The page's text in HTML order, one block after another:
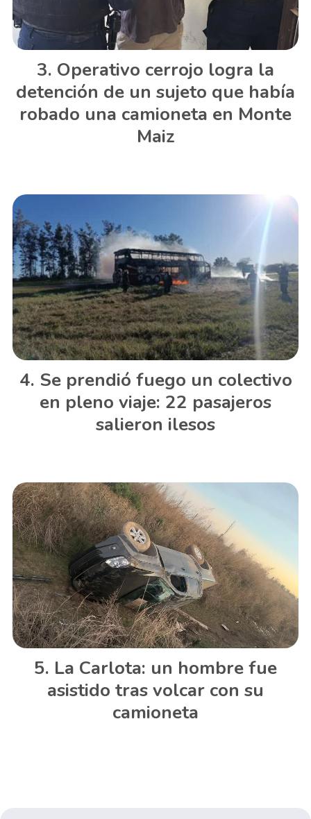
Operativo cerrojo logra la
detención de un sujeto que había
robado una camioneta en Monte
Maiz
Se prendió fuego un colectivo
en pleno viaje: 22 pasajeros
salieron ilesos
La Carlota: un hombre fue
asistido tras volcar con su
camioneta